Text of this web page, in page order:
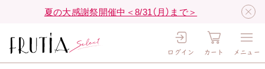
夏の大感謝祭開催中＜8/31（月）まで＞
ログイン カート メニュー